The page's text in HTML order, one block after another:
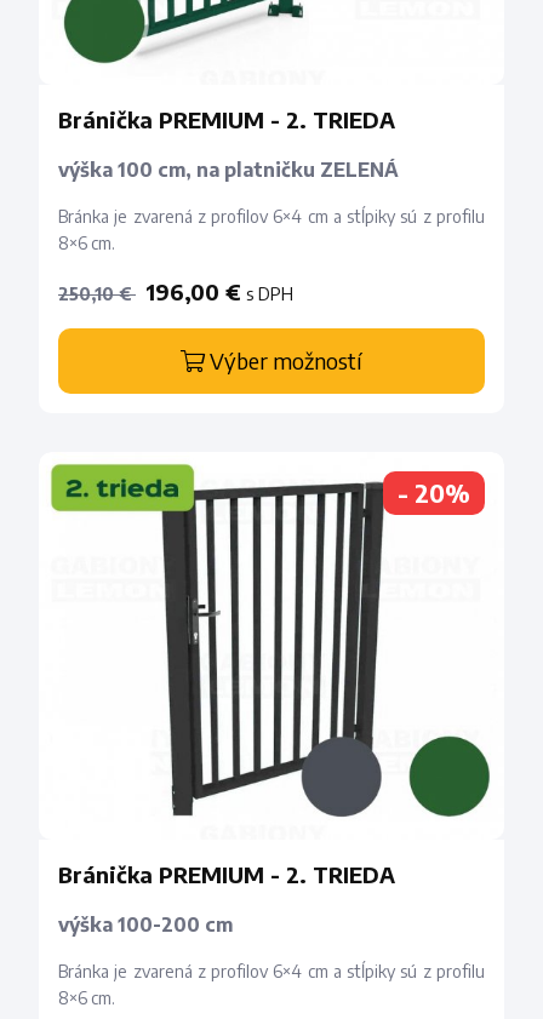
Bránička PREMIUM - 2. TRIEDA
výška 100 cm, na platničku ZELENÁ
Bránka je zvarená z profilov 6×4 cm a stĺpiky sú z profilu
8×6 cm.
250,10 € 196,00 € s DPH
Výber možností
- 20%
Bránička PREMIUM - 2. TRIEDA
výška 100-200 cm
Bránka je zvarená z profilov 6×4 cm a stĺpiky sú z profilu
8×6 cm.